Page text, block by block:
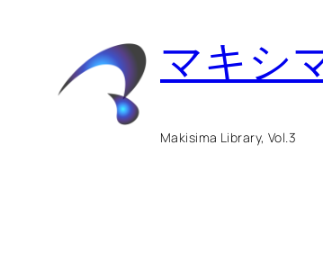
マキシ
Makisima Library, Vol.3